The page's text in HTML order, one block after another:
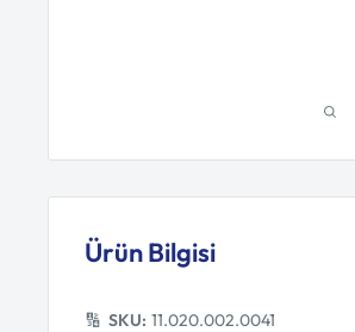
Ürün Bilgisi
🔢 SKU: 11.020.002.0041